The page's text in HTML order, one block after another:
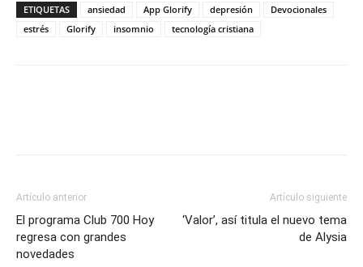
ETIQUETAS ansiedad App Glorify depresión
Devocionales
estrés
Glorify insomnio tecnología cristiana
Artículo anterior
El programa Club 700 Hoy
regresa con grandes
novedades
Artículo siguiente
‘Valor’, así titula el nuevo tema
de Alysia